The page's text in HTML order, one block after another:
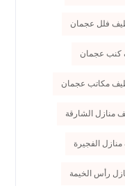
فلل عجمان
كنب عجمان
مكاتب عجمان
منازل الشارقة
الفجيرة
رأس الخيمة